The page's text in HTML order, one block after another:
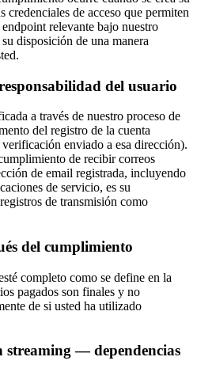
credenciales de acceso que permiten
relevante bajo nuestro
disposición de una manera
del usuario
a través de nuestro proceso de
del registro de la cuenta
enviado a esa dirección).
de recibir correos
de email registrada, incluyendo
de servicio, es su
de transmisión como
del cumplimiento
completo como se define en la
pagados son finales y no
de si usted ha utilizado
streaming — dependencias